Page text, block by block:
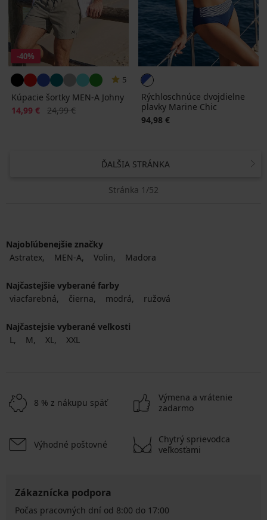
-40%
5
Kúpacie šortky MEN-A Johny
Zľava
14,99 € Pôvodná cena
24,99 €
Rýchloschnúce dvojdielne
plavky Marine Chic
94,98 €
ĎALŠIA STRÁNKA
Stránka 1/52
Najobľúbenejšie značky
Astratex
MEN-A Volin Madora
Najčastejšie vyberané farby
viacfarebná
čierna modrá ružová
Najčastejsie vyberané veľkosti
L
M XL XXL
8 % z nákupu späť
Výmena a vrátenie
zadarmo
Výhodné poštovné
Chytrý sprievodca
veľkosťami
Zákaznícka podpora
Počas pracovných dní od 8:00 do 17:00